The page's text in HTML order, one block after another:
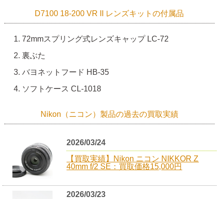
D7100 18-200 VR II レンズキットの付属品
72mmスプリング式レンズキャップ LC-72
裏ぶた
バヨネットフード HB-35
ソフトケース CL-1018
Nikon（ニコン）製品の過去の買取実績
2026/03/24
【買取実績】Nikon ニコン NIKKOR Z
40mm f/2 SE：買取価格15,000円
2026/03/23